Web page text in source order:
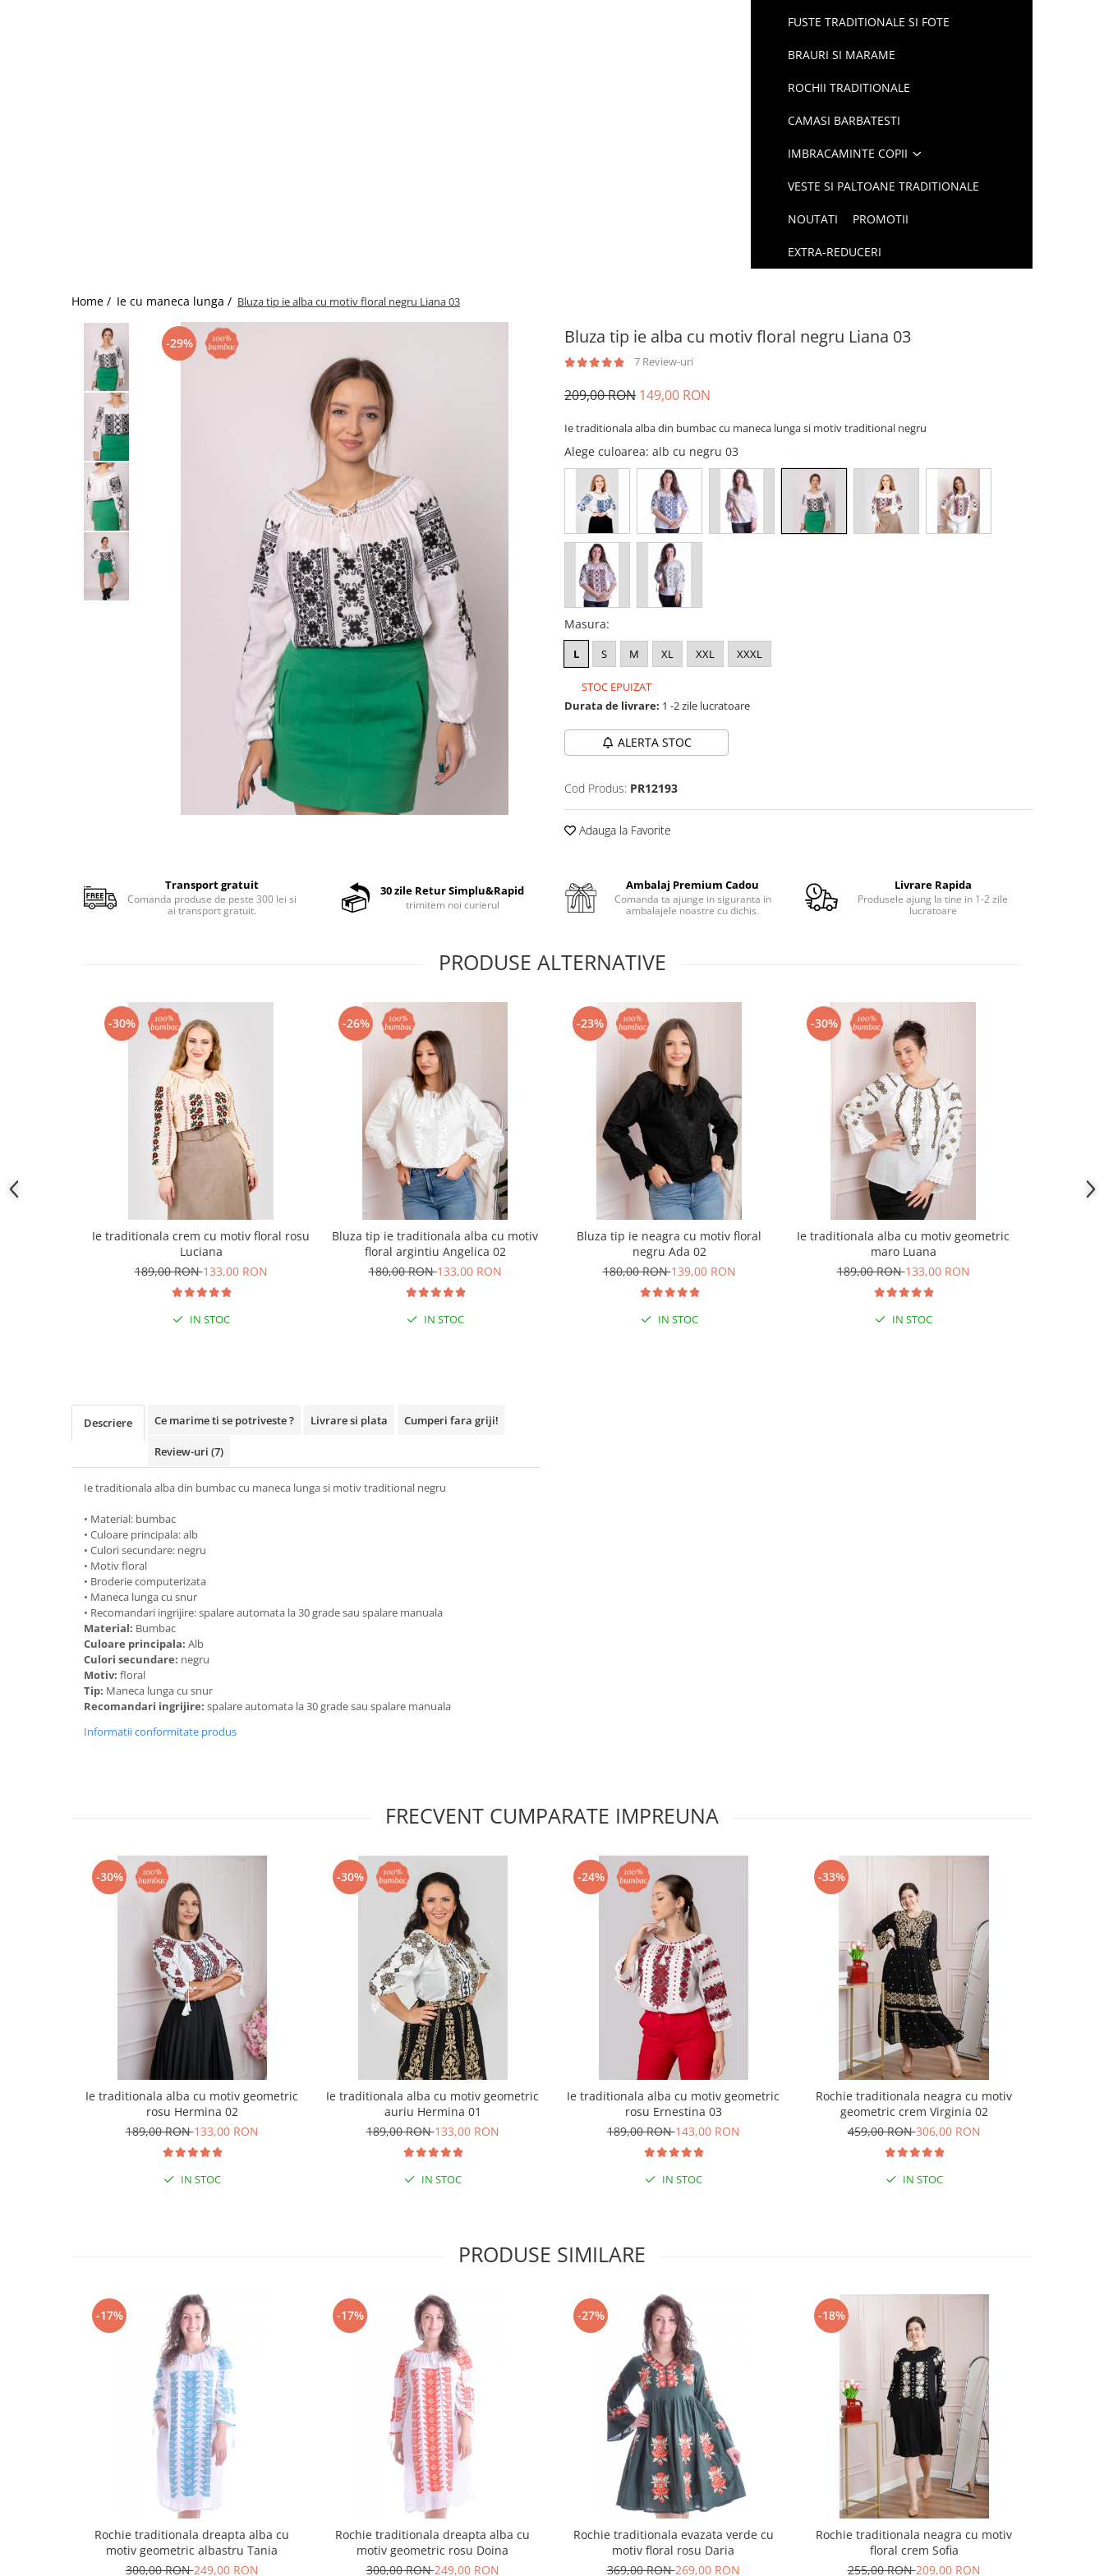
FUSTE TRADITIONALE SI FOTE
BRAURI SI MARAME
ROCHII TRADITIONALE
CAMASI BARBATESTI
IMBRACAMINTE COPII
VESTE SI PALTOANE TRADITIONALE
NOUTATI PROMOTII
EXTRA-REDUCERI
Home / Ie cu maneca lunga / Bluza tip ie alba cu motiv floral negru Liana 03
Bluza tip ie alba cu motiv floral negru Liana 03
7 Review-uri
-29%
209,00 RON 149,00 RON
Ie traditionala alba din bumbac cu maneca lunga si motiv traditional negru
Alege culoarea: alb cu negru 03
Masura:
L S M XL XXL XXXL
STOC EPUIZAT
Durata de livrare: 1 -2 zile lucratoare
ALERTA STOC
Cod Produs: PR12193
Adauga la Favorite
Transport gratuit
Comanda produse de peste 300 lei si
ai transport gratuit.
30 zile Retur Simplu&Rapid
trimitem noi curierul
Ambalaj Premium Cadou
Comanda ta ajunge in siguranta in
ambalajele noastre cu dichis.
Livrare Rapida
Produsele ajung la tine in 1-2 zile
lucratoare
PRODUSE ALTERNATIVE
-30%
Ie traditionala crem cu motiv floral rosu
Luciana
189,00 RON133,00 RON
IN STOC
-26%
Bluza tip ie traditionala alba cu motiv
floral argintiu Angelica 02
180,00 RON133,00 RON
IN STOC
-23%
Bluza tip ie neagra cu motiv floral
negru Ada 02
180,00 RON139,00 RON
IN STOC
-30%
Ie traditionala alba cu motiv geometric
maro Luana
189,00 RON133,00 RON
IN STOC
Descriere Ce marime ti se potriveste ? Livrare si plata Cumperi fara griji!
Review-uri (7)
Ie traditionala alba din bumbac cu maneca lunga si motiv traditional negru
• Material: bumbac
• Culoare principala: alb
• Culori secundare: negru
• Motiv floral
• Broderie computerizata
• Maneca lunga cu snur
• Recomandari ingrijire: spalare automata la 30 grade sau spalare manuala
Material: Bumbac
Culoare principala: Alb
Culori secundare: negru
Motiv: floral
Tip: Maneca lunga cu snur
Recomandari ingrijire: spalare automata la 30 grade sau spalare manuala
Informatii conformitate produs
FRECVENT CUMPARATE IMPREUNA
-30%
Ie traditionala alba cu motiv geometric
rosu Hermina 02
189,00 RON133,00 RON
IN STOC
-30%
Ie traditionala alba cu motiv geometric
auriu Hermina 01
189,00 RON133,00 RON
IN STOC
-24%
Ie traditionala alba cu motiv geometric
rosu Ernestina 03
189,00 RON143,00 RON
IN STOC
-33%
Rochie traditionala neagra cu motiv
geometric crem Virginia 02
459,00 RON306,00 RON
IN STOC
PRODUSE SIMILARE
-17%
Rochie traditionala dreapta alba cu
motiv geometric albastru Tania
300,00 RON249,00 RON
-17%
Rochie traditionala dreapta alba cu
motiv geometric rosu Doina
300,00 RON249,00 RON
-27%
Rochie traditionala evazata verde cu
motiv floral rosu Daria
369,00 RON269,00 RON
-18%
Rochie traditionala neagra cu motiv
floral crem Sofia
255,00 RON209,00 RON